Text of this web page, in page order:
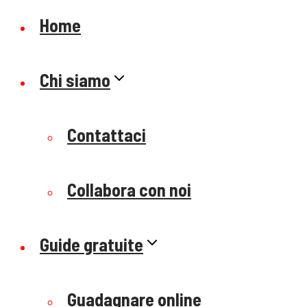
Home
Chi siamo
Contattaci
Collabora con noi
Guide gratuite
Guadagnare online